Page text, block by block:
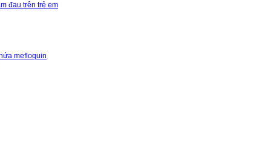
đau trên trẻ em
mefloquin